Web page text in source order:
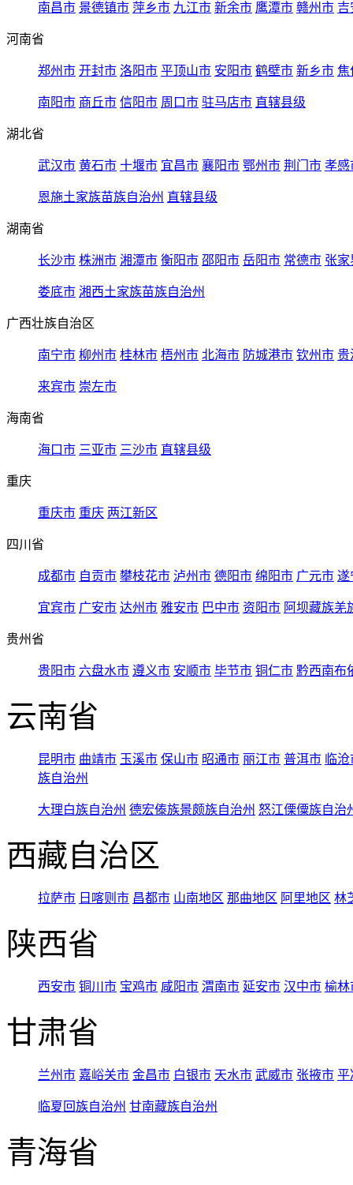
南昌市 景德镇市 萍乡市 九江市 新余市 鹰潭市 赣州市 吉
河南省
郑州市 开封市 洛阳市 平顶山市 安阳市 鹤壁市 新乡市 焦
南阳市 商丘市 信阳市 周口市 驻马店市 直辖县级
湖北省
武汉市 黄石市 十堰市 宜昌市 襄阳市 鄂州市 荆门市 孝感
恩施土家族苗族自治州 直辖县级
湖南省
长沙市 株洲市 湘潭市 衡阳市 邵阳市 岳阳市 常德市 张家
娄底市 湘西土家族苗族自治州
广西壮族自治区
南宁市 柳州市 桂林市 梧州市 北海市 防城港市 钦州市 贵
来宾市 崇左市
海南省
海口市 三亚市 三沙市 直辖县级
重庆
重庆市 重庆 两江新区
四川省
成都市 自贡市 攀枝花市 泸州市 德阳市 绵阳市 广元市 遂
宜宾市 广安市 达州市 雅安市 巴中市 资阳市 阿坝藏族羌
贵州省
贵阳市 六盘水市 遵义市 安顺市 毕节市 铜仁市 黔西南布
云南省
昆明市 曲靖市 玉溪市 保山市 昭通市 丽江市 普洱市 临
族自治州
大理白族自治州 德宏傣族景颇族自治州 怒江傈僳族自治
西藏自治区
拉萨市 日喀则市 昌都市 山南地区 那曲地区 阿里地区 林
陕西省
西安市 铜川市 宝鸡市 咸阳市 渭南市 延安市 汉中市 榆林
甘肃省
兰州市 嘉峪关市 金昌市 白银市 天水市 武威市 张掖市 平
临夏回族自治州 甘南藏族自治州
青海省